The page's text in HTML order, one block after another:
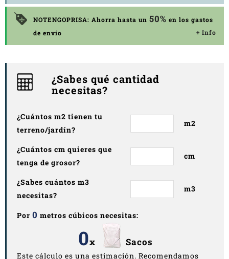
NOTENGOPRISA: Ahorra hasta un 50% en los gastos
de envío
+ Info
¿Sabes qué cantidad
necesitas?
¿Cuántos m2 tienen tu
terreno/jardín?
m2
¿Cuántos cm quieres que
tenga de grosor?
cm
¿Sabes cuántos m3
necesitas?
m3
Por 0 metros cúbicos necesitas:
0x Sacos
Este cálculo es una estimación. Recomendamos